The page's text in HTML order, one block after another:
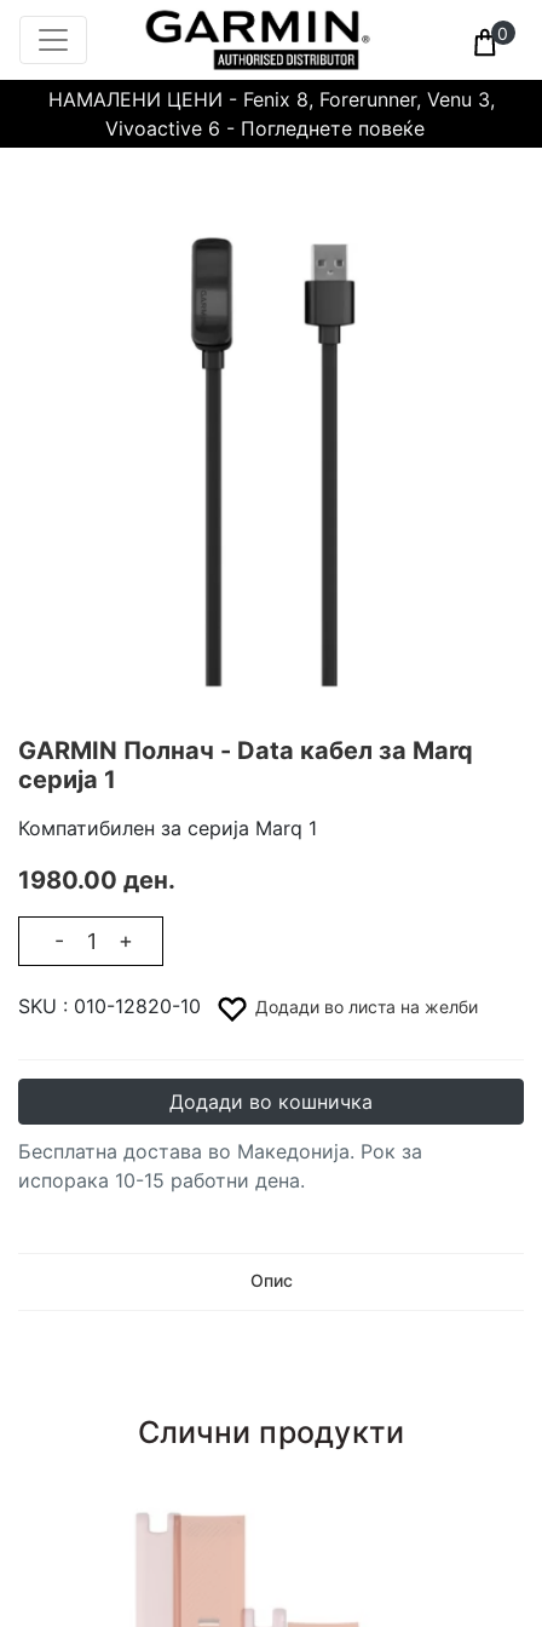
0
НАМАЛЕНИ ЦЕНИ - Fenix 8, Forerunner, Venu 3,
Vivoactive 6 - Погледнете повеќе
GARMIN Полнач - Data кабел за Marq
серија 1
Компатибилен за серија Marq 1
1980.00 ден.
- +
SKU : 010-12820-10 Додади во листа на желби
Додади во кошничка
Бесплатна достава во Македонија. Рок за
испорака 10-15 работни дена.
Опис
Слични продукти